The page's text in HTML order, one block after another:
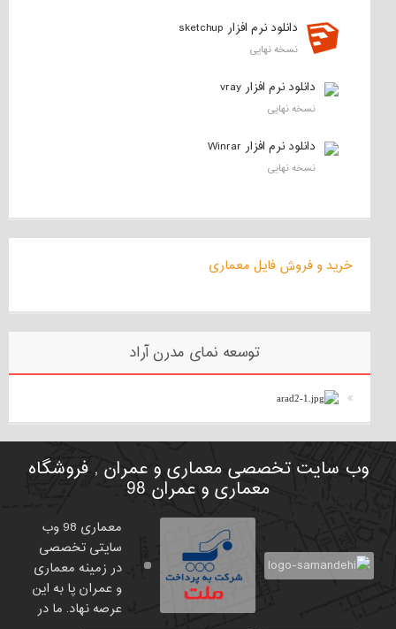
دانلود نرم افزار sketchup
نسخه نهایی
دانلود نرم افزار vray
نسخه نهایی
دانلود نرم افزار Winrar
نسخه نهایی
خرید و فروش فایل معماری
توسعه نمای مدرن آراد
وب سایت تخصصی معماری و عمران , فروشگاه
معماری و عمران 98
معماری 98 وب
سایتی تخصصی
در زمینه معماری
و عمران پا به این
عرصه نهاد. ما در